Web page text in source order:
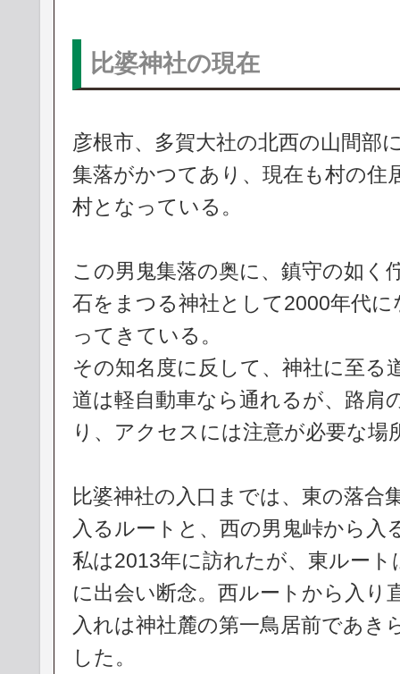
比婆神社の現在
彦根市、多賀大社の北西の山間部
集落がかつてあり、現在も村の住
村となっている。
この男鬼集落の奥に、鎮守の如く
石をまつる神社として2000年代
ってきている。
その知名度に反して、神社に至る
道は軽自動車なら通れるが、路肩
り、アクセスには注意が必要な場
比婆神社の入口までは、東の落合
入るルートと、西の男鬼峠から入
私は2013年に訪れたが、東ルート
に出会い断念。西ルートから入り
入れは神社麓の第一鳥居前であき
した。